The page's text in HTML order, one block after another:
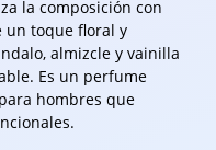
la composición con
un toque floral y
almizcle y vainilla
Es un perfume
hombres que